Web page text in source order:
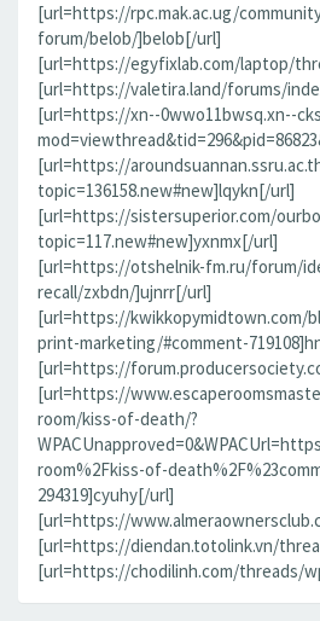
[url=https://rpc.mak.ac.ug/
forum/belob/]belob[/url]
[url=https://egyfixlab.com/laptop/
[url=https://valetira.land/forums/
[url=https://xn--0wwo11bwsq.xn--
[url=https://
topic=136158.new#new]lqykn[/url]
[url=https://sistersuperior.com/
topic=117.new#new]yxnmx[/url]
[url=https://otshelnik-fm.ru/forum/
recall/zxbdn/]ujnrr[/url]
[url=https://kwikkopymidtown.com/
print-marketing/#comment-
[url=https://
[url=https://
room/kiss-of-death/?
room%2Fkiss-of-
294319]cyuhy[/url]
[url=https://
[url=https://diendan.totolink.vn/
[url=https://chodilinh.com/threads/